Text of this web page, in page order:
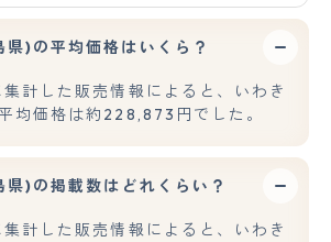
)の平均価格はいくら？
計した販売情報によると、いわき
均価格は約228,873円でした。
)の掲載数はどれくらい？
計した販売情報によると、いわき